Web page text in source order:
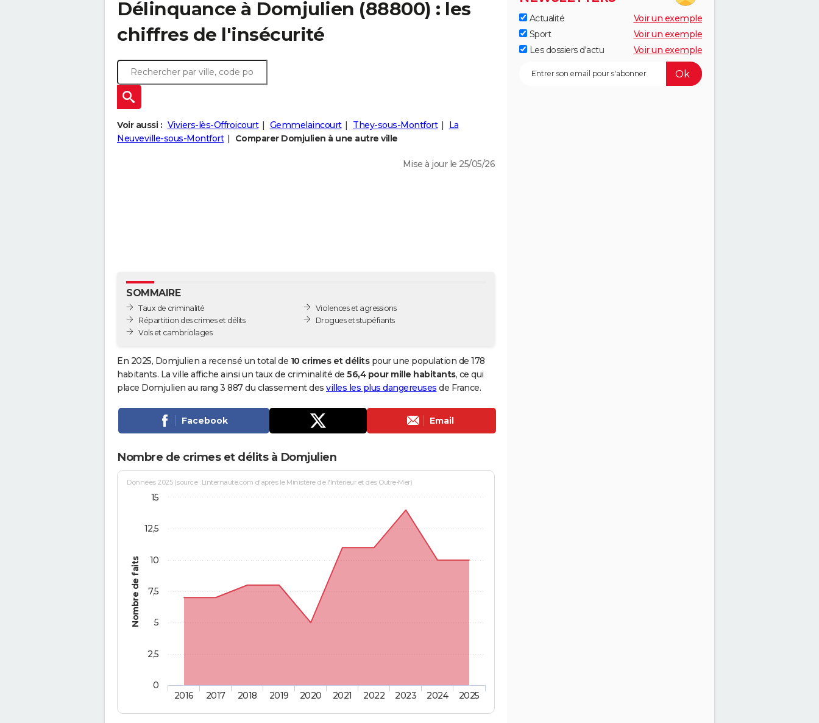
Délinquance à Domjulien (88800) : les
chiffres de l'insécurité
Voir aussi : Viviers-lès-Offroicourt Gemmelaincourt They-sous-Montfort
La
Neuveville-sous-Montfort
Comparer Domjulien à une autre ville
Mise à jour le 25/05/26
SOMMAIRE
Taux de criminalité
Répartition des crimes et délits
Vols et cambriolages
Violences et agressions
Drogues et stupéfiants
En 2025, Domjulien a recensé un total de 10 crimes et délitspour une population de 178
habitants. La ville affiche ainsi un taux de criminalité de 56,4 pour mille habitants, ce qui
place Domjulien au rang 3 887 du classement des villes les plus dangereuses de France.
Facebook Email
Nombre de crimes et délits à Domjulien
Nombre de faits
Données 2025 (source : Linternaute.com d'après le Ministère de l'Intérieur et des Outre-Mer)
2016 2017 2018 2019 2020 2021 2022 2023 2024 2025
0
2,5
5
7,5
10
12,5
15
Actualité
Voir un exemple
Sport
Voir un exemple
Les dossiers d'actu
Voir un exemple